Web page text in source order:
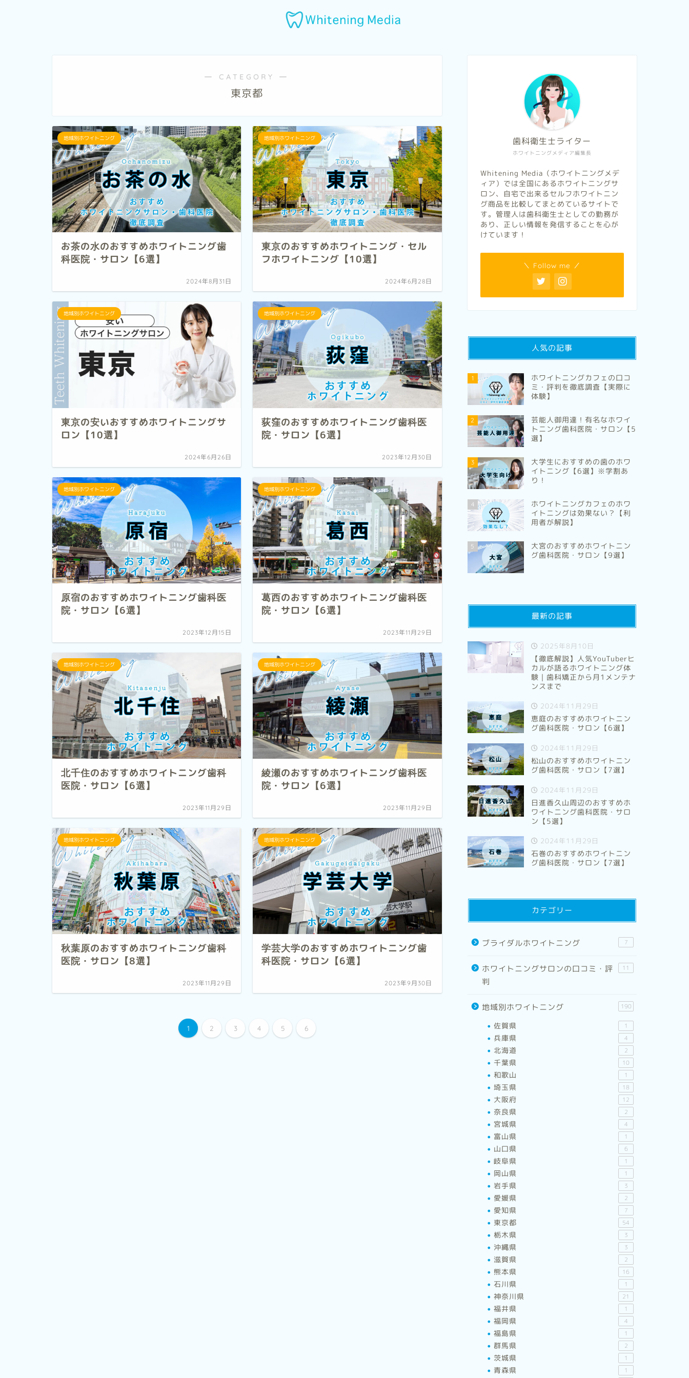
― CATEGORY ―
東京都
地域別ホワイトニング
お茶の水のおすすめホワイトニング歯
科医院・サロン【6選】
2024年8月31日
地域別ホワイトニング
東京のおすすめホワイトニング・セル
フホワイトニング【10選】
2024年6月28日
地域別ホワイトニング
東京の安いおすすめホワイトニングサ
ロン【10選】
2024年6月26日
地域別ホワイトニング
荻窪のおすすめホワイトニング歯科医
院・サロン【6選】
2023年12月30日
地域別ホワイトニング
原宿のおすすめホワイトニング歯科医
院・サロン【6選】
2023年12月15日
地域別ホワイトニング
葛西のおすすめホワイトニング歯科医
院・サロン【6選】
2023年11月29日
地域別ホワイトニング
北千住のおすすめホワイトニング歯科
医院・サロン【6選】
2023年11月29日
地域別ホワイトニング
綾瀬のおすすめホワイトニング歯科医
院・サロン【6選】
2023年11月29日
地域別ホワイトニング
秋葉原のおすすめホワイトニング歯科
医院・サロン【8選】
2023年11月29日
地域別ホワイトニング
学芸大学のおすすめホワイトニング歯
科医院・サロン【6選】
2023年9月30日
1 2 3 4 5 6
ホワイトニングメディア編集長
歯科衛生士ライター
Whitening Media（ホワイトニングメデ
ィア）では全国にあるホワイトニングサ
ロン、自宅で出来るセルフホワイトニン
グ商品を比較してまとめているサイトで
す。管理人は歯科衛生士としての勤務が
あり、正しい情報を発信することを心が
けています！
＼ Follow me ／
人気の記事
1
ホワイトニングカフェの口コ
ミ・評判を徹底調査【実際に
体験】
2
芸能人御用達！有名なホワイ
トニング歯科医院・サロン【5
選】
3
大学生におすすめの歯のホワ
イトニング【6選】※学割あ
り！
4
ホワイトニングカフェのホワ
イトニングは効果ない？【利
用者が解説】
5
大宮のおすすめホワイトニン
グ歯科医院・サロン【9選】
最新の記事
2025年8月10日
【徹底解説】人気YouTuberヒ
カルが語るホワイトニング体
験｜歯科矯正から月1メンテナ
ンスまで
2024年11月29日
恵庭のおすすめホワイトニン
グ歯科医院・サロン【6選】
2024年11月29日
松山のおすすめホワイトニン
グ歯科医院・サロン【7選】
2024年11月29日
日進香久山周辺のおすすめホ
ワイトニング歯科医院・サロ
ン【5選】
2024年11月29日
石巻のおすすめホワイトニン
グ歯科医院・サロン【7選】
カテゴリー
ブライダルホワイトニング 7
ホワイトニングサロンの口コミ・評
判
11
地域別ホワイトニング 190
佐賀県 1
兵庫県 4
北海道 2
千葉県 10
和歌山 1
埼玉県 18
大阪府 12
奈良県 2
宮城県 4
富山県 1
山口県 6
岐阜県 1
岡山県 1
岩手県 3
愛媛県 2
愛知県 7
東京都 54
栃木県 3
沖縄県 3
滋賀県 2
熊本県 16
石川県 1
神奈川県 21
福井県 1
福岡県 4
福島県 1
群馬県 2
茨城県 1
青森県 1